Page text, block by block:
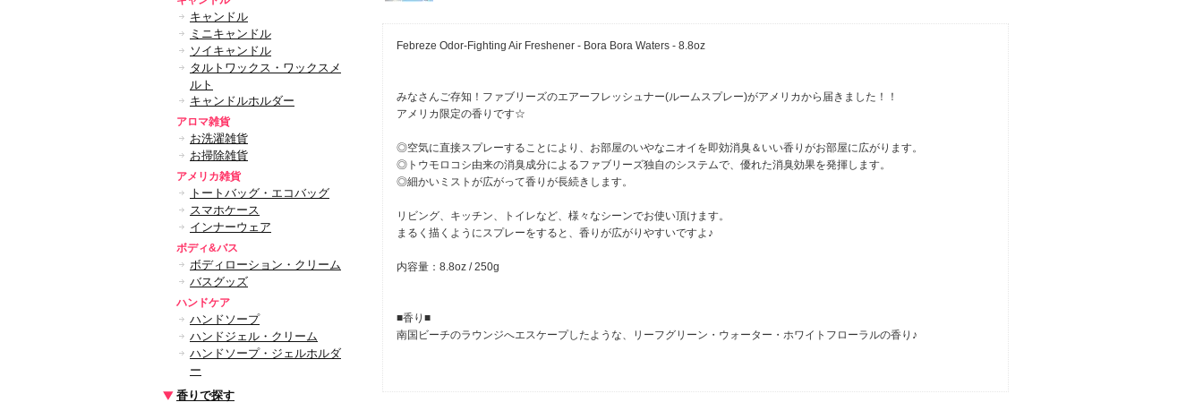
キャンドル
ミニキャンドル
ソイキャンドル
タルトワックス・ワックスメ
ルト
キャンドルホルダー
アロマ雑貨
お洗濯雑貨
お掃除雑貨
アメリカ雑貨
トートバッグ・エコバッグ
スマホケース
インナーウェア
ボディ&バス
ボディローション・クリーム
バスグッズ
ハンドケア
ハンドソープ
ハンドジェル・クリーム
ハンドソープ・ジェルホルダ
ー
香りで探す
Febreze Odor-Fighting Air Freshener - Bora Bora Waters - 8.8oz
みなさんご存知！ファブリーズのエアーフレッシュナー(ルームスプレー)がアメリカから届きました！！
アメリカ限定の香りです☆
◎空気に直接スプレーすることにより、お部屋のいやなニオイを即効消臭＆いい香りがお部屋に広がります。
◎トウモロコシ由来の消臭成分によるファブリーズ独自のシステムで、優れた消臭効果を発揮します。
◎細かいミストが広がって香りが長続きします。
リビング、キッチン、トイレなど、様々なシーンでお使い頂けます。
まるく描くようにスプレーをすると、香りが広がりやすいですよ♪
内容量：8.8oz / 250g
■香り■
南国ビーチのラウンジへエスケープしたような、リーフグリーン・ウォーター・ホワイトフローラルの香り♪